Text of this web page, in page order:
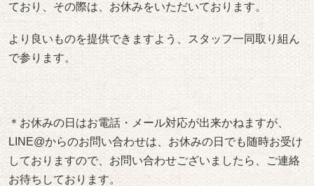
ており、その際は、お休みをいただいております。
より良いものを提供できますよう、スタッフ一同取り組ん
で参ります。
＊お休みの日はお電話・メール対応が出来かねますが、
LINE@からのお問い合わせは、お休みの日でも随時お受け
しておりますので、お問い合わせございましたら、ご連絡
お待ちしております。